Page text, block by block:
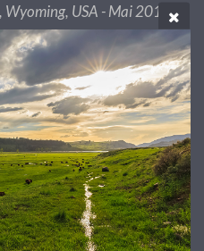
USA - Mai 2014